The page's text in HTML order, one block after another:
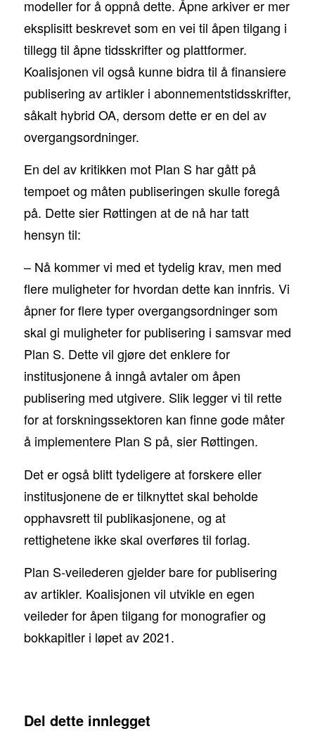
modeller for å oppnå dette. Åpne arkiver er mer
eksplisitt beskrevet som en vei til åpen tilgang i
tillegg til åpne tidsskrifter og plattformer.
Koalisjonen vil også kunne bidra til å finansiere
publisering av artikler i abonnementstidsskrifter,
såkalt hybrid OA, dersom dette er en del av
overgangsordninger.
En del av kritikken mot Plan S har gått på
tempoet og måten publiseringen skulle foregå
på. Dette sier Røttingen at de nå har tatt
hensyn til:
– Nå kommer vi med et tydelig krav, men med
flere muligheter for hvordan dette kan innfris. Vi
åpner for flere typer overgangsordninger som
skal gi muligheter for publisering i samsvar med
Plan S. Dette vil gjøre det enklere for
institusjonene å inngå avtaler om åpen
publisering med utgivere. Slik legger vi til rette
for at forskningssektoren kan finne gode måter
å implementere Plan S på, sier Røttingen.
Det er også blitt tydeligere at forskere eller
institusjonene de er tilknyttet skal beholde
opphavsrett til publikasjonene, og at
rettighetene ikke skal overføres til forlag.
Plan S-veilederen gjelder bare for publisering
av artikler. Koalisjonen vil utvikle en egen
veileder for åpen tilgang for monografier og
bokkapitler i løpet av 2021.
Del dette innlegget